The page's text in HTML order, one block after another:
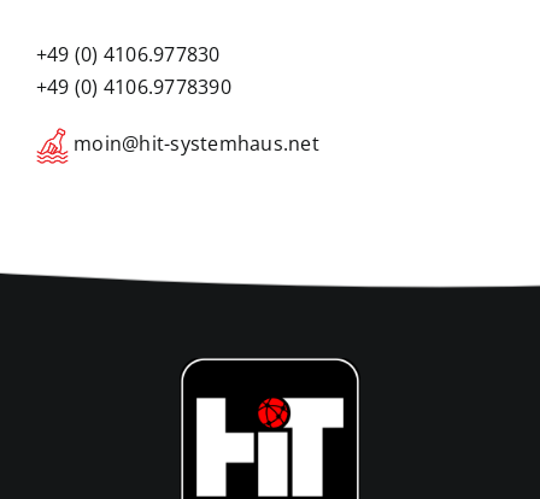
+49 (0) 4106.977830
+49 (0) 4106.9778390
moin@hit-systemhaus.net